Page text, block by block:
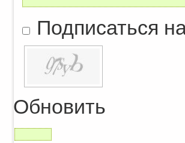
Подписаться
Обновить